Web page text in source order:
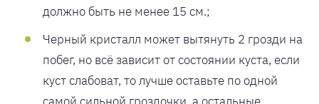
должно быть не менее 15 см.;
Черный кристалл может вытянуть 2 грозди на
побег, но всё зависит от состоянии куста, если
куст слабоват, то лучше оставьте по одной